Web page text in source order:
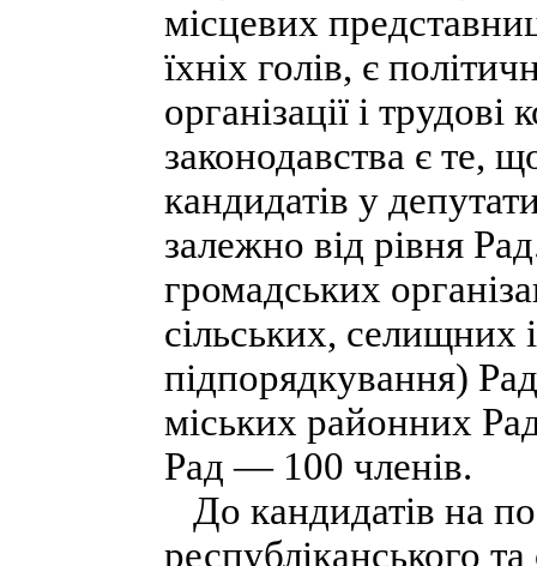
місцевих
їхніх голів, є
організації і
законодавства є те,
кандидатів у
залежно від рівня
громадських
сільських, селищних
підпорядкування)
міських районних
Рад — 100 членів.
До кандидатів на
республіканського